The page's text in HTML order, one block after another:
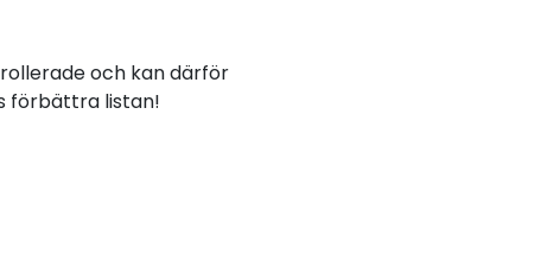
och kan därför
förbättra listan!